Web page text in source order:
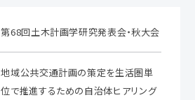
第68回土木計画学研究発表会・秋大会
地域公共交通計画の策定を生活圏単
位で推進するための自治体ヒアリング